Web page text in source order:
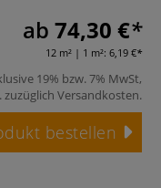
ab 74,30 €
12 m² | 1 m²: 6,19 €
19% bzw. 7% MwSt,
zuzüglich Versandkosten.
bestellen